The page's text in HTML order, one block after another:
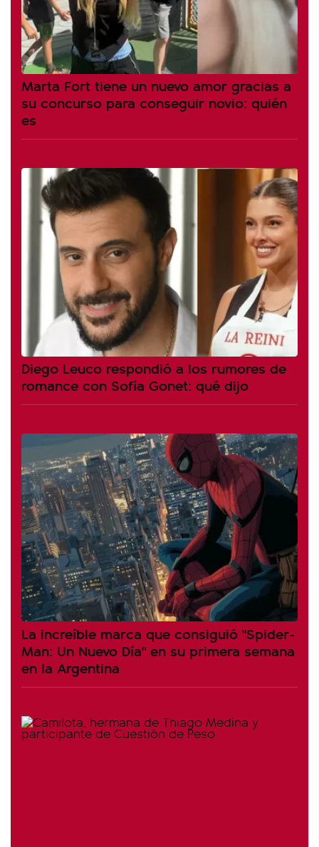
Marta Fort tiene un nuevo amor gracias a
su concurso para conseguir novio: quién
es
Diego Leuco respondió a los rumores de
romance con Sofía Gonet: qué dijo
La increíble marca que consiguió "Spider-
Man: Un Nuevo Día" en su primera semana
en la Argentina